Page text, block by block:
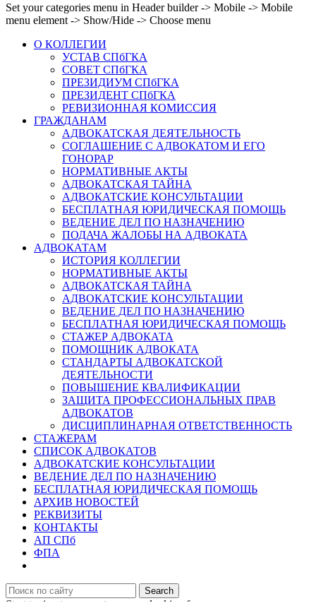
Set your categories menu in Header builder -> Mobile -> Mobile
menu element -> Show/Hide -> Choose menu
О КОЛЛЕГИИ
УСТАВ СПбГКА
СОВЕТ СПбГКА
ПРЕЗИДИУМ СПбГКА
ПРЕЗИДЕНТ СПбГКА
РЕВИЗИОННАЯ КОМИССИЯ
ГРАЖДАНАМ
АДВОКАТСКАЯ ДЕЯТЕЛЬНОСТЬ
СОГЛАШЕНИЕ С АДВОКАТОМ И ЕГО
ГОНОРАР
НОРМАТИВНЫЕ АКТЫ
АДВОКАТСКАЯ ТАЙНА
АДВОКАТСКИЕ КОНСУЛЬТАЦИИ
БЕСПЛАТНАЯ ЮРИДИЧЕСКАЯ ПОМОЩЬ
ВЕДЕНИЕ ДЕЛ ПО НАЗНАЧЕНИЮ
ПОДАЧА ЖАЛОБЫ НА АДВОКАТА
АДВОКАТАМ
ИСТОРИЯ КОЛЛЕГИИ
НОРМАТИВНЫЕ АКТЫ
АДВОКАТСКАЯ ТАЙНА
АДВОКАТСКИЕ КОНСУЛЬТАЦИИ
ВЕДЕНИЕ ДЕЛ ПО НАЗНАЧЕНИЮ
БЕСПЛАТНАЯ ЮРИДИЧЕСКАЯ ПОМОЩЬ
СТАЖЕР АДВОКАТА
ПОМОЩНИК АДВОКАТА
СТАНДАРТЫ АДВОКАТСКОЙ
ДЕЯТЕЛЬНОСТИ
ПОВЫШЕНИЕ КВАЛИФИКАЦИИ
ЗАЩИТА ПРОФЕССИОНАЛЬНЫХ ПРАВ
АДВОКАТОВ
ДИСЦИПЛИНАРНАЯ ОТВЕТСТВЕННОСТЬ
СТАЖЕРАМ
СПИСОК АДВОКАТОВ
АДВОКАТСКИЕ КОНСУЛЬТАЦИИ
ВЕДЕНИЕ ДЕЛ ПО НАЗНАЧЕНИЮ
БЕСПЛАТНАЯ ЮРИДИЧЕСКАЯ ПОМОЩЬ
АРХИВ НОВОСТЕЙ
РЕКВИЗИТЫ
КОНТАКТЫ
АП СПб
ФПА
Search
Start typing to see posts you are looking for.